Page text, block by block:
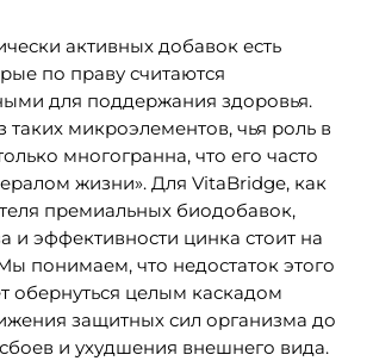
активных добавок есть
по праву считаются
для поддержания здоровья.
микроэлементов, чья роль в
многогранна, что его часто
жизни». Для VitaBridge, как
премиальных биодобавок,
и эффективности цинка стоит на
понимаем, что недостаток этого
обернуться целым каскадом
защитных сил организма до
и ухудшения внешнего вида.